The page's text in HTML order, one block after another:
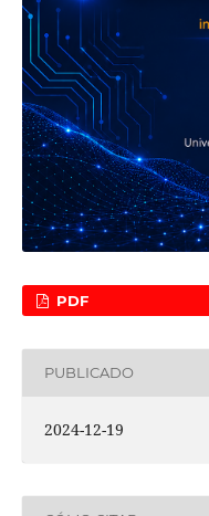
PDF
PUBLICADO
2024-12-19